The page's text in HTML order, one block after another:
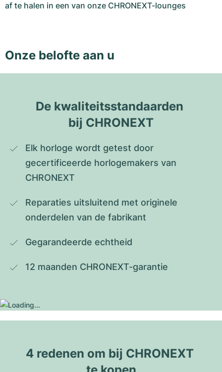
af te halen in een van onze CHRONEXT-lounges
Onze belofte aan u
De kwaliteitsstandaarden
bij CHRONEXT
Elk horloge wordt getest door
gecertificeerde horlogemakers van
CHRONEXT
Reparaties uitsluitend met originele
onderdelen van de fabrikant
Gegarandeerde echtheid
12 maanden CHRONEXT-garantie
4 redenen om bij CHRONEXT